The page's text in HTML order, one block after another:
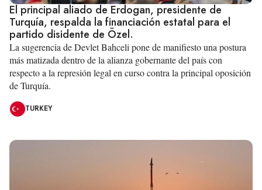
El principal aliado de Erdogan, presidente de
Turquía, respalda la financiación estatal para el
partido disidente de Özel.
La sugerencia de Devlet Bahceli pone de manifiesto una postura
más matizada dentro de la alianza gobernante del país con
respecto a la represión legal en curso contra la principal oposición
de Turquía.
TURKEY